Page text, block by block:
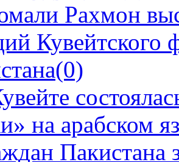
Рахмон
Кувейтского
(0)
на арабском
Пакистана